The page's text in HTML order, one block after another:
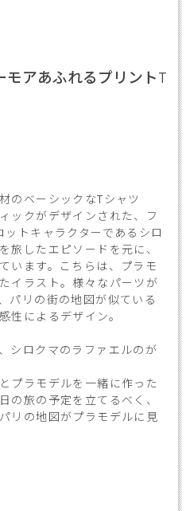
モアあふれるプリントT
のベーシックなTシャツ
ックがデザインされた、フ
トキャラクターであるシロ
旅したエピソードを元に、
います。こちらは、プラモ
イラスト。様々なパーツが
パリの街の地図が似ている
性によるデザイン。
シロクマのラファエルのが
プラモデルを一緒に作った
の旅の予定を立てるべく、
リの地図がプラモデルに見